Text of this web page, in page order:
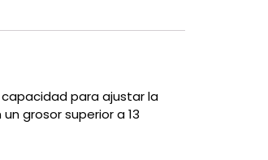
para ajustar la
grosor superior a 13